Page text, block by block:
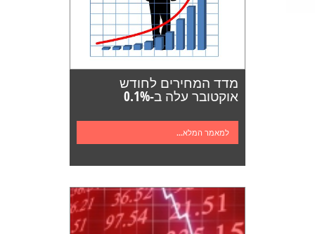
מדד המחירים לחודש
אוקטובר עלה ב-0.1%
למאמר המלא...